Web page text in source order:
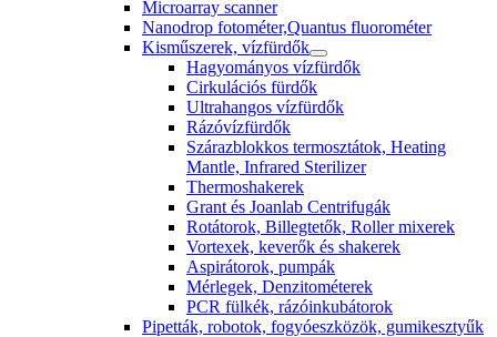
Microarray scanner
Nanodrop fotométer,Quantus fluorométer
Kisműszerek, vízfürdők
Hagyományos vízfürdők
Cirkulációs fürdők
Ultrahangos vízfürdők
Rázóvízfürdők
Szárazblokkos termosztátok, Heating
Mantle, Infrared Sterilizer
Thermoshakerek
Grant és Joanlab Centrifugák
Rotátorok, Billegtetők, Roller mixerek
Vortexek, keverők és shakerek
Aspirátorok, pumpák
Mérlegek, Denzitométerek
PCR fülkék, rázóinkubátorok
Pipetták, robotok, fogyóeszközök, gumikesztyűk